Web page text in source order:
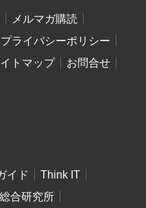
メルマガ購読
プライバシーポリシー
トマップ
お問合せ
イド
Think IT
合研究所